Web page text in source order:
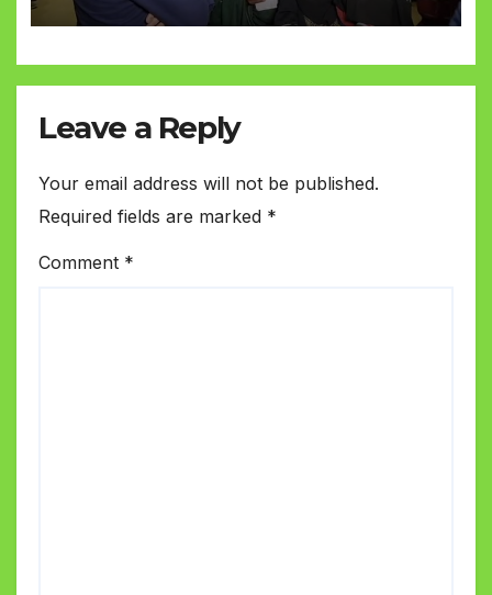
Leave a Reply
Your email address will not be published.
Required fields are marked *
Comment *